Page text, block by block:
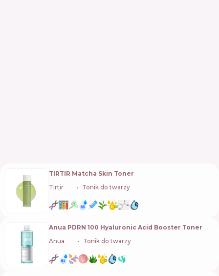
TIRTIR Matcha Skin Toner
Tirtir
Tonik do twarzy
Anua PDRN 100 Hyaluronic Acid Booster Toner
Anua
Tonik do twarzy